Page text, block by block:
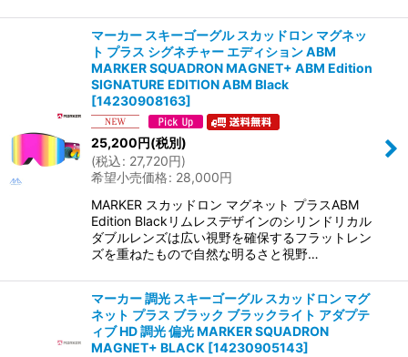
マーカー スキーゴーグル スカッドロン マグネッ
ト プラス シグネチャー エディション ABM
MARKER SQUADRON MAGNET+ ABM Edition
SIGNATURE EDITION ABM Black
[14230908163]
25,200円(税別)
(税込: 27,720円)
希望小売価格: 28,000円
MARKER スカッドロン マグネット プラスABM
Edition Blackリムレスデザインのシリンドリカル
ダブルレンズは広い視野を確保するフラットレン
ズを重ねたもので自然な明るさと視野…
マーカー 調光 スキーゴーグル スカッドロン マグ
ネット プラス ブラック ブラックライト アダプテ
ィブ HD 調光 偏光 MARKER SQUADRON
MAGNET+ BLACK [14230905143]